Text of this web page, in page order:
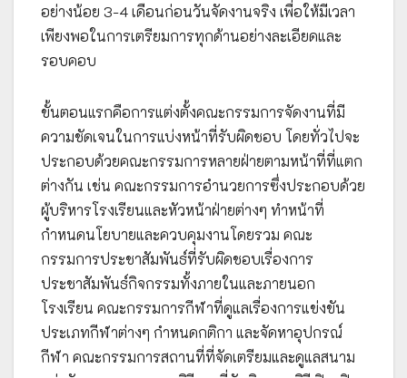
อย่างน้อย 3-4 เดือนก่อนวันจัดงานจริง เพื่อให้มีเวลา
เพียงพอในการเตรียมการทุกด้านอย่างละเอียดและ
รอบคอบ
ขั้นตอนแรกคือการแต่งตั้งคณะกรรมการจัดงานที่มี
ความชัดเจนในการแบ่งหน้าที่รับผิดชอบ โดยทั่วไปจะ
ประกอบด้วยคณะกรรมการหลายฝ่ายตามหน้าที่ที่แตก
ต่างกัน เช่น คณะกรรมการอำนวยการซึ่งประกอบด้วย
ผู้บริหารโรงเรียนและหัวหน้าฝ่ายต่างๆ ทำหน้าที่
กำหนดนโยบายและควบคุมงานโดยรวม คณะ
กรรมการประชาสัมพันธ์ที่รับผิดชอบเรื่องการ
ประชาสัมพันธ์กิจกรรมทั้งภายในและภายนอก
โรงเรียน คณะกรรมการกีฬาที่ดูแลเรื่องการแข่งขัน
ประเภทกีฬาต่างๆ กำหนดกติกา และจัดหาอุปกรณ์
กีฬา คณะกรรมการสถานที่ที่จัดเตรียมและดูแลสนาม